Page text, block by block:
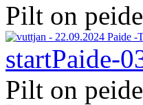
Pilt on
startPaide-
Pilt on